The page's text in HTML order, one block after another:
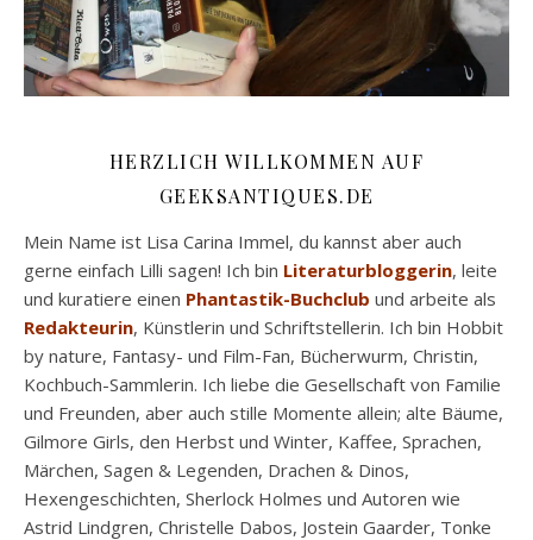
HERZLICH WILLKOMMEN AUF
GEEKSANTIQUES.DE
Mein Name ist Lisa Carina Immel, du kannst aber auch
gerne einfach Lilli sagen! Ich bin Literaturbloggerin, leite
und kuratiere einen Phantastik-Buchclub und arbeite als
Redakteurin, Künstlerin und Schriftstellerin. Ich bin Hobbit
by nature, Fantasy- und Film-Fan, Bücherwurm, Christin,
Kochbuch-Sammlerin. Ich liebe die Gesellschaft von Familie
und Freunden, aber auch stille Momente allein; alte Bäume,
Gilmore Girls, den Herbst und Winter, Kaffee, Sprachen,
Märchen, Sagen & Legenden, Drachen & Dinos,
Hexengeschichten, Sherlock Holmes und Autoren wie
Astrid Lindgren, Christelle Dabos, Jostein Gaarder, Tonke